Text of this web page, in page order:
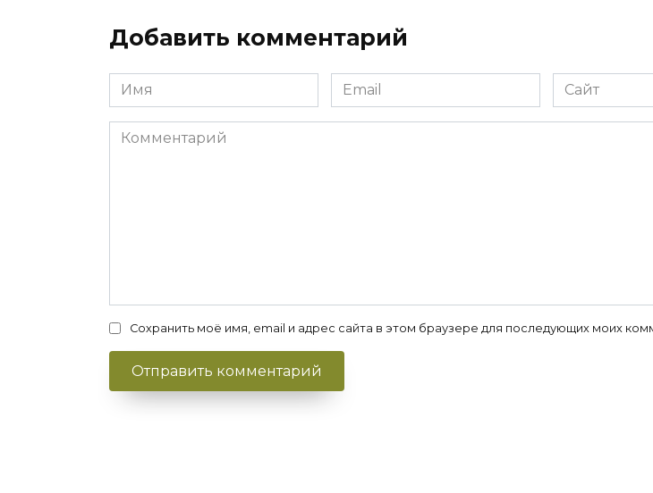
Добавить комментарий
Имя
*
Email
*
Сайт
Комментарий
Сохранить моё имя, email и адрес сайта в этом браузере для последующих моих